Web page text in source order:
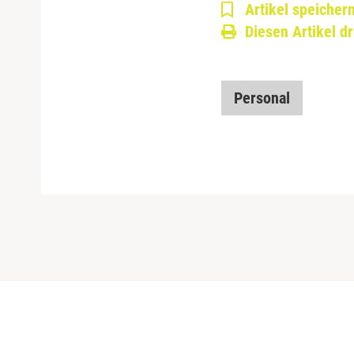
Artikel speichern
Diesen Artikel
Personal